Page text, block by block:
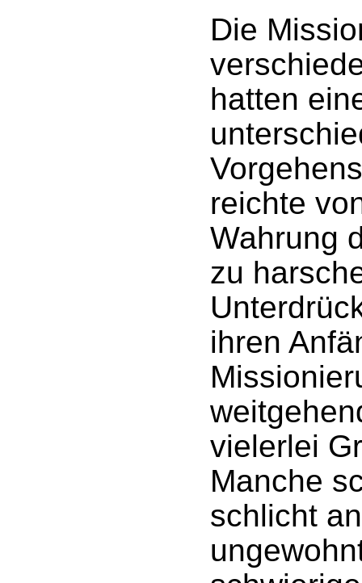
Die
hatten
reichte
Wahrung
zu
ihren
vielerlei
Manche
schlicht